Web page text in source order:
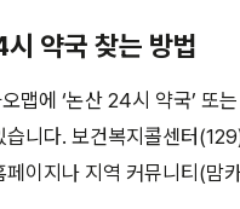
약국 찾는 방법
맵에 ‘논산 24시 약국’ 또
습니다. 보건복지콜센터
페이지나 지역 커뮤니티(맘